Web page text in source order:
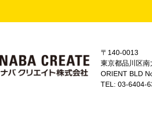
〒140-0013
東京都品川区
ORIENT BLD
TEL: 03-6404-